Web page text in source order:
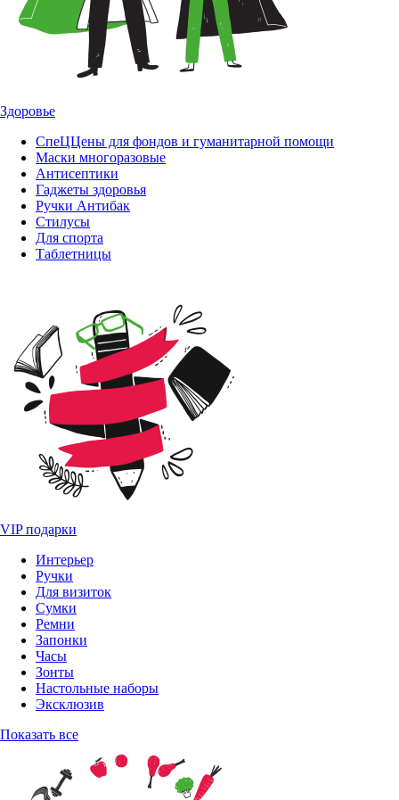
Здоровье
СпеЦЦены для фондов и гуманитарной помощи
Маски многоразовые
Антисептики
Гаджеты здоровья
Ручки Антибак
Стилусы
Для спорта
Таблетницы
VIP подарки
Интерьер
Ручки
Для визиток
Сумки
Ремни
Запонки
Часы
Зонты
Настольные наборы
Эксклюзив
Показать все